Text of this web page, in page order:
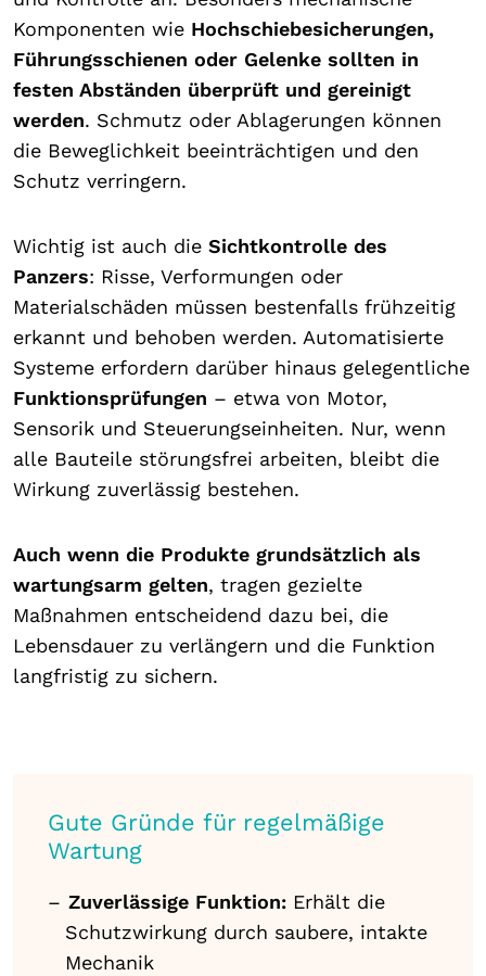
Komponenten wie Hochschiebesicherungen,
Führungsschienen oder Gelenke sollten in
festen Abständen überprüft und gereinigt
werden. Schmutz oder Ablagerungen können
die Beweglichkeit beeinträchtigen und den
Schutz verringern.
Wichtig ist auch die Sichtkontrolle des
Panzers: Risse, Verformungen oder
Materialschäden müssen bestenfalls frühzeitig
erkannt und behoben werden. Automatisierte
Systeme erfordern darüber hinaus gelegentliche
Funktionsprüfungen – etwa von Motor,
Sensorik und Steuerungseinheiten. Nur, wenn
alle Bauteile störungsfrei arbeiten, bleibt die
Wirkung zuverlässig bestehen.
Auch wenn die Produkte grundsätzlich als
wartungsarm gelten, tragen gezielte
Maßnahmen entscheidend dazu bei, die
Lebensdauer zu verlängern und die Funktion
langfristig zu sichern.
Gute Gründe für regelmäßige
Wartung
Zuverlässige Funktion: Erhält die
Schutzwirkung durch saubere, intakte
Mechanik